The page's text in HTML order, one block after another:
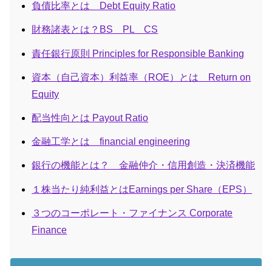
負債比率とは Debt Equity Ratio
財務諸表とは？BS PL CS
責任銀行原則 Principles for Responsible Banking
資本（自己資本）利益率（ROE）とは Return on
Equity
配当性向とは Payout Ratio
金融工学とは financial engineering
銀行の機能とは？ 金融仲介・信用創造・決済機能
１株当たり純利益とはEarnings per Share（EPS）
３つのコーポレート・ファイナンス Corporate
Finance